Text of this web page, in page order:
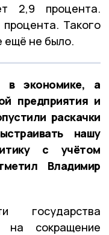
2,9 процента.
Такого
ещё не было.
экономике, а
предприятия и
раскачки
нашу
с учётом
Владимир
государства
на сокращение